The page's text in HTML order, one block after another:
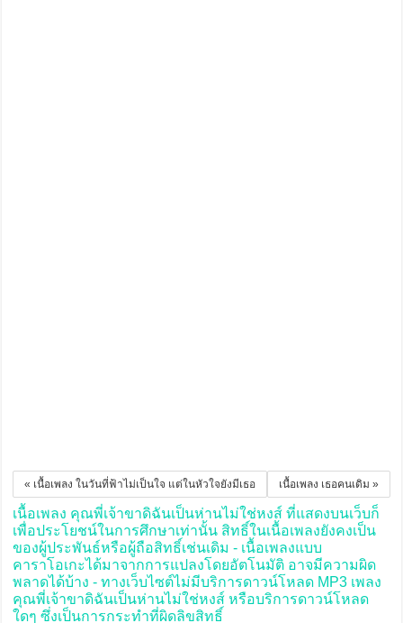
เนื้อเพลง เธอคนเดิม »
« เนื้อเพลง ในวันที่ฟ้าไม่เป็นใจ แต่ในหัวใจยังมีเธอ
เนื้อเพลง คุณพี่เจ้าขาดิฉันเป็นห่านไม่ใช่หงส์ ที่แสดงบนเว็บก็
เพื่อประโยชน์ในการศึกษาเท่านั้น สิทธิ์ในเนื้อเพลงยังคงเป็น
ของผู้ประพันธ์หรือผู้ถือสิทธิ์เช่นเดิม - เนื้อเพลงแบบ
คาราโอเกะได้มาจากการแปลงโดยอัตโนมัติ อาจมีความผิด
พลาดได้บ้าง - ทางเว็บไซต์ไม่มีบริการดาวน์โหลด MP3 เพลง
คุณพี่เจ้าขาดิฉันเป็นห่านไม่ใช่หงส์ หรือบริการดาวน์โหลด
ใดๆ ซึ่งเป็นการกระทำที่ผิดลิขสิทธิ์